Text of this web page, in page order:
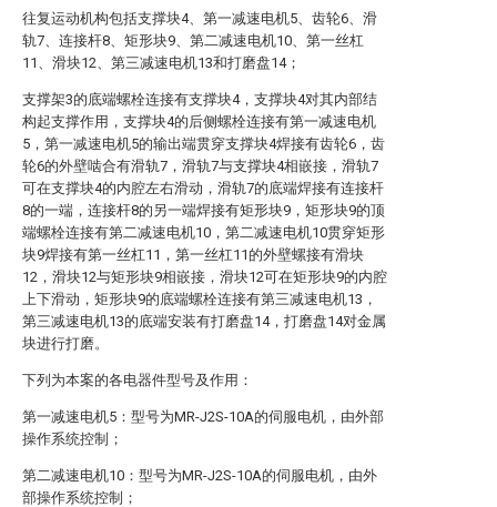
往复运动机构包括支撑块4、第一减速电机5、齿轮6、滑
轨7、连接杆8、矩形块9、第二减速电机10、第一丝杠
11、滑块12、第三减速电机13和打磨盘14；
支撑架3的底端螺栓连接有支撑块4，支撑块4对其内部结
构起支撑作用，支撑块4的后侧螺栓连接有第一减速电机
5，第一减速电机5的输出端贯穿支撑块4焊接有齿轮6，齿
轮6的外壁啮合有滑轨7，滑轨7与支撑块4相嵌接，滑轨7
可在支撑块4的内腔左右滑动，滑轨7的底端焊接有连接杆
8的一端，连接杆8的另一端焊接有矩形块9，矩形块9的顶
端螺栓连接有第二减速电机10，第二减速电机10贯穿矩形
块9焊接有第一丝杠11，第一丝杠11的外壁螺接有滑块
12，滑块12与矩形块9相嵌接，滑块12可在矩形块9的内腔
上下滑动，矩形块9的底端螺栓连接有第三减速电机13，
第三减速电机13的底端安装有打磨盘14，打磨盘14对金属
块进行打磨。
下列为本案的各电器件型号及作用：
第一减速电机5：型号为MR-J2S-10A的伺服电机，由外部
操作系统控制；
第二减速电机10：型号为MR-J2S-10A的伺服电机，由外
部操作系统控制；